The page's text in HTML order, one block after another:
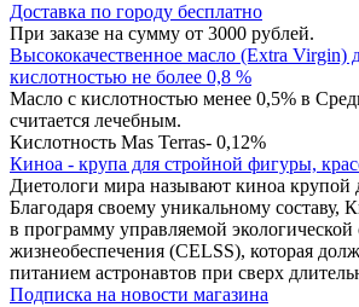
Доставка по городу бесплатно
При заказе на сумму от 3000 рублей.
Высококачественное масло (Extra Virgin)
кислотностью не более 0,8 %
Масло с кислотностью менее 0,5% в
считается лечебным.
Кислотность Mas Terras- 0,12%
Киноа - крупа для стройной фигуры,
Диетологи мира называют киноа крупой
Благодаря своему уникальному составу,
в программу управляемой
жизнеобеспечения (CELSS), которая
питанием астронавтов при сверх
Подписка на новости магазина